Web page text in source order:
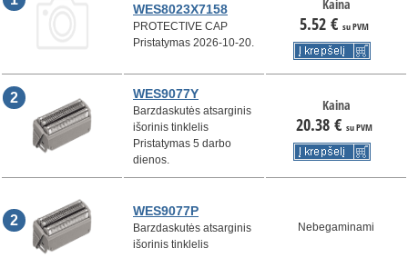
WES8023X7158
PROTECTIVE CAP
Pristatymas 2026-10-20.
Kaina
5.52€ su PVM
2 WES9077Y
Barzdaskutės atsarginis
išorinis tinklelis
Pristatymas 5 darbo
dienos.
Kaina
20.38€ su PVM
2
WES9077P
Barzdaskutės atsarginis
išorinis tinklelis
Nebegaminami